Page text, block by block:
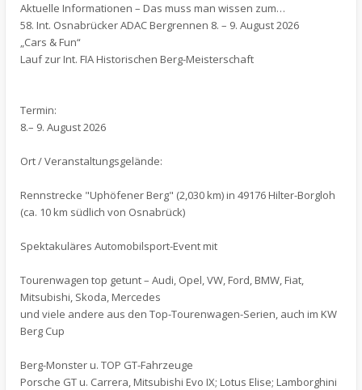
Aktuelle Informationen – Das muss man wissen zum…
58. Int. Osnabrücker ADAC Bergrennen 8. – 9. August 2026
„Cars & Fun“
Lauf zur Int. FIA Historischen Berg-Meisterschaft
Termin:
8.– 9. August 2026
Ort / Veranstaltungsgelände:
Rennstrecke "Uphöfener Berg" (2,030 km) in 49176 Hilter-Borgloh
(ca. 10 km südlich von Osnabrück)
Spektakuläres Automobilsport-Event mit
Tourenwagen top getunt – Audi, Opel, VW, Ford, BMW, Fiat,
Mitsubishi, Skoda, Mercedes
und viele andere aus den Top-Tourenwagen-Serien, auch im KW
Berg Cup
Berg-Monster u. TOP GT-Fahrzeuge
Porsche GT u. Carrera, Mitsubishi Evo IX; Lotus Elise; Lamborghini